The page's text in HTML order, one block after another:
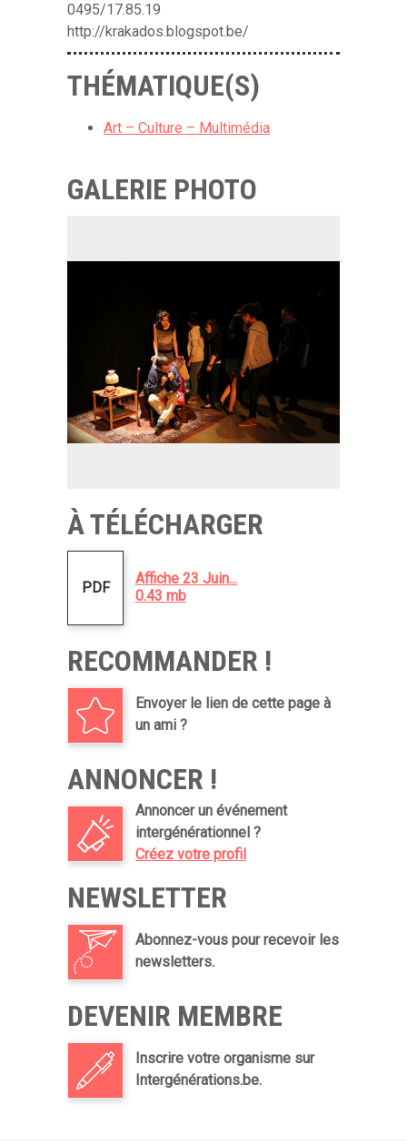
0495/17.85.19
http://krakados.blogspot.be/
THÉMATIQUE(S)
Art – Culture – Multimédia
GALERIE PHOTO
À TÉLÉCHARGER
PDF
Affiche 23 Juin...
0.43 mb
RECOMMANDER !
Envoyer le lien de cette page à
un ami ?
ANNONCER !
Annoncer un événement
intergénérationnel ?
Créez votre profil
NEWSLETTER
Abonnez-vous pour recevoir les
newsletters.
DEVENIR MEMBRE
Inscrire votre organisme sur
Intergénérations.be.